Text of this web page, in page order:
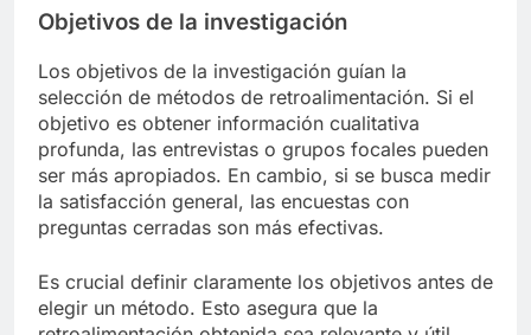
Objetivos de la investigación
Los objetivos de la investigación guían la
selección de métodos de retroalimentación. Si el
objetivo es obtener información cualitativa
profunda, las entrevistas o grupos focales pueden
ser más apropiados. En cambio, si se busca medir
la satisfacción general, las encuestas con
preguntas cerradas son más efectivas.
Es crucial definir claramente los objetivos antes de
elegir un método. Esto asegura que la